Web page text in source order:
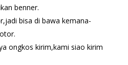
benner.
bisa di bawa kemana-
ongkos kirim,kami siao kirim